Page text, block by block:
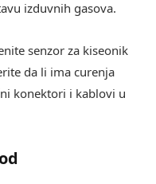
izduvnih gasova.
senzor za kiseonik
da li ima curenja
konektori i kablovi u